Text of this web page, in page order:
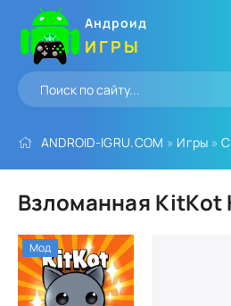
Андроид
ИГРЫ
ANDROID-IGRU.COM » Игры »
Взломанная KitKot
Мод